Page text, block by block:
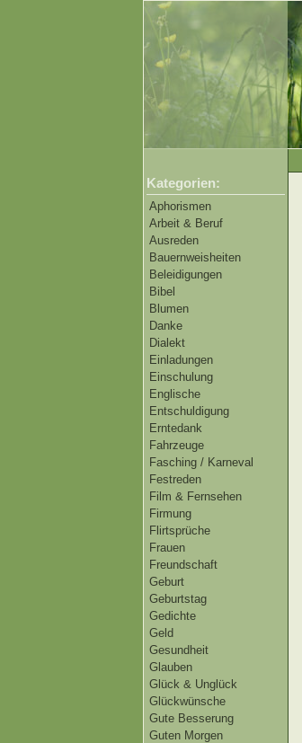
Kategorien:
Aphorismen
Arbeit & Beruf
Ausreden
Bauernweisheiten
Beleidigungen
Bibel
Blumen
Danke
Dialekt
Einladungen
Einschulung
Englische
Entschuldigung
Erntedank
Fahrzeuge
Fasching / Karneval
Festreden
Film & Fernsehen
Firmung
Flirtsprüche
Frauen
Freundschaft
Geburt
Geburtstag
Gedichte
Geld
Gesundheit
Glauben
Glück & Unglück
Glückwünsche
Gute Besserung
Guten Morgen